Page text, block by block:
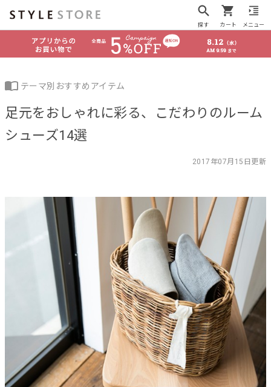
探す カート メニュー
テーマ別おすすめアイテム
足元をおしゃれに彩る、こだわりのルーム
シューズ14選
2017年07月15日更新